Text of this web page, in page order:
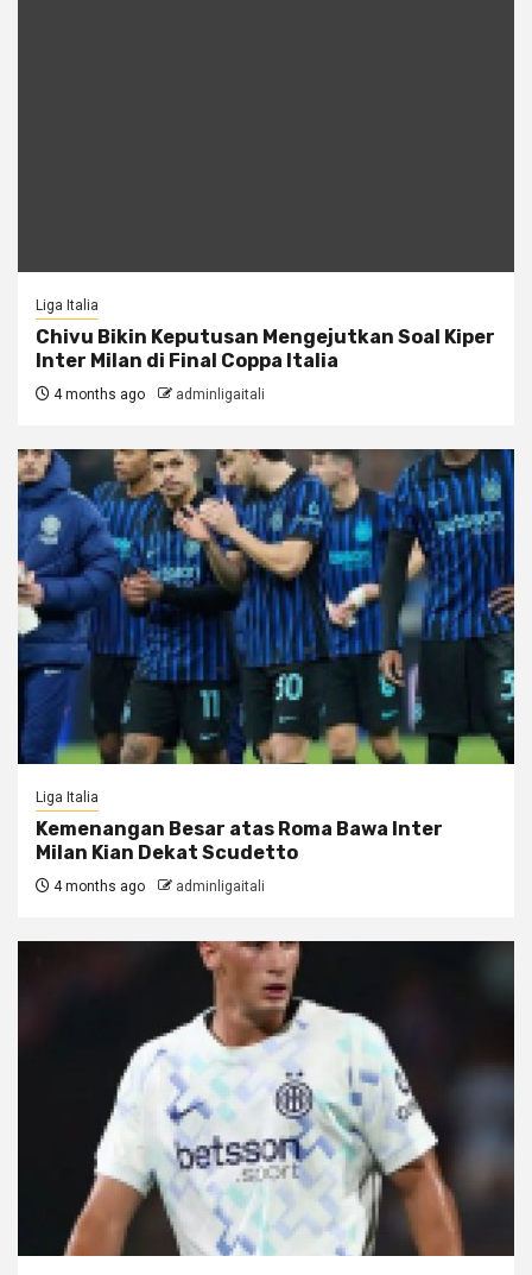
Liga Italia
Chivu Bikin Keputusan Mengejutkan Soal Kiper
Inter Milan di Final Coppa Italia
4 months ago adminligaitali
Liga Italia
Kemenangan Besar atas Roma Bawa Inter
Milan Kian Dekat Scudetto
4 months ago adminligaitali